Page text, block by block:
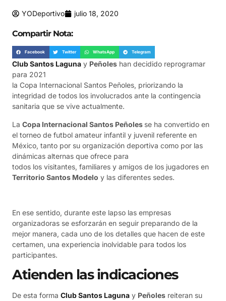
YODeportivo julio 18, 2020
Compartir Nota:
Facebook Twitter WhatsApp Telegram
Club Santos Laguna y Peñoles han decidido reprogramar
para 2021
la Copa Internacional Santos Peñoles, priorizando la
integridad de todos los involucrados ante la contingencia
sanitaria que se vive actualmente.
La Copa Internacional Santos Peñoles se ha convertido en
el torneo de futbol amateur infantil y juvenil referente en
México, tanto por su organización deportiva como por las
dinámicas alternas que ofrece para
todos los visitantes, familiares y amigos de los jugadores en
Territorio Santos Modelo y las diferentes sedes.
En ese sentido, durante este lapso las empresas
organizadoras se esforzarán en seguir preparando de la
mejor manera, cada uno de los detalles que hacen de este
certamen, una experiencia inolvidable para todos los
participantes.
Atienden las indicaciones
De esta forma Club Santos Laguna y Peñoles reiteran su